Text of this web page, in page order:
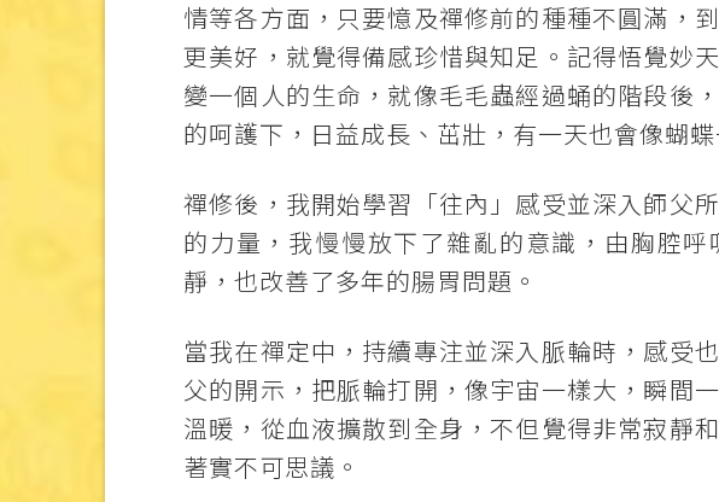
情等各方面，只要憶及禪修前的種種不圓滿，
更美好，就覺得備感珍惜與知足。記得悟覺妙
變一個人的生命，就像毛毛蟲經過蛹的階段後
的呵護下，日益成長、茁壯，有一天也會像蝴
禪修後，我開始學習「往內」感受並深入師父
的力量，我慢慢放下了雜亂的意識，由胸腔
靜，也改善了多年的腸胃問題。
當我在禪定中，持續專注並深入脈輪時，感受
父的開示，把脈輪打開，像宇宙一樣大，瞬間
溫暖，從血液擴散到全身，不但覺得非常寂靜
著實不可思議。